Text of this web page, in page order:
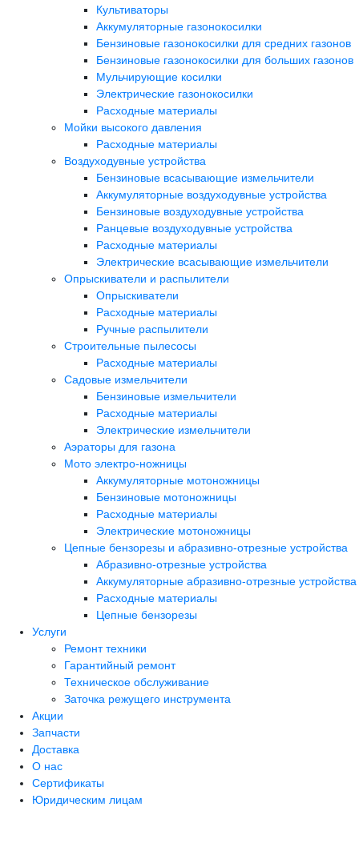
Культиваторы
Аккумуляторные газонокосилки
Бензиновые газонокосилки для средних газонов
Бензиновые газонокосилки для больших газонов
Мульчирующие косилки
Электрические газонокосилки
Расходные материалы
Мойки высокого давления
Расходные материалы
Воздуходувные устройства
Бензиновые всасывающие измельчители
Аккумуляторные воздуходувные устройства
Бензиновые воздуходувные устройства
Ранцевые воздуходувные устройства
Расходные материалы
Электрические всасывающие измельчители
Опрыскиватели и распылители
Опрыскиватели
Расходные материалы
Ручные распылители
Строительные пылесосы
Расходные материалы
Садовые измельчители
Бензиновые измельчители
Расходные материалы
Электрические измельчители
Аэраторы для газона
Мото электро-ножницы
Аккумуляторные мотоножницы
Бензиновые мотоножницы
Расходные материалы
Электрические мотоножницы
Цепные бензорезы и абразивно-отрезные устройства
Абразивно-отрезные устройства
Аккумуляторные абразивно-отрезные устройства
Расходные материалы
Цепные бензорезы
Услуги
Ремонт техники
Гарантийный ремонт
Техническое обслуживание
Заточка режущего инструмента
Акции
Запчасти
Доставка
О нас
Сертификаты
Юридическим лицам